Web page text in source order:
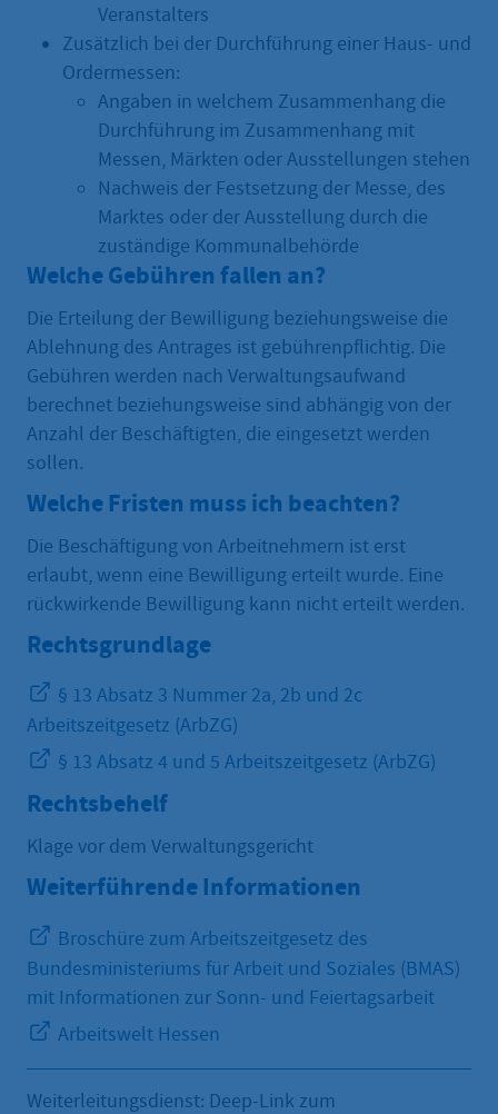
Veranstalters
Zusätzlich bei der Durchführung einer Haus- und
Ordermessen:
Angaben in welchem Zusammenhang die
Durchführung im Zusammenhang mit
Messen, Märkten oder Ausstellungen stehen
Nachweis der Festsetzung der Messe, des
Marktes oder der Ausstellung durch die
zuständige Kommunalbehörde
Welche Gebühren fallen an?
Die Erteilung der Bewilligung beziehungsweise die
Ablehnung des Antrages ist gebührenpflichtig. Die
Gebühren werden nach Verwaltungsaufwand
berechnet beziehungsweise sind abhängig von der
Anzahl der Beschäftigten, die eingesetzt werden
sollen.
Welche Fristen muss ich beachten?
Die Beschäftigung von Arbeitnehmern ist erst
erlaubt, wenn eine Bewilligung erteilt wurde. Eine
rückwirkende Bewilligung kann nicht erteilt werden.
Rechtsgrundlage
§ 13 Absatz 3 Nummer 2a, 2b und 2c
Arbeitszeitgesetz (ArbZG)
§ 13 Absatz 4 und 5 Arbeitszeitgesetz (ArbZG)
Rechtsbehelf
Klage vor dem Verwaltungsgericht
Weiterführende Informationen
Broschüre zum Arbeitszeitgesetz des
Bundesministeriums für Arbeit und Soziales (BMAS)
mit Informationen zur Sonn- und Feiertagsarbeit
Arbeitswelt Hessen
Weiterleitungsdienst: Deep-Link zum